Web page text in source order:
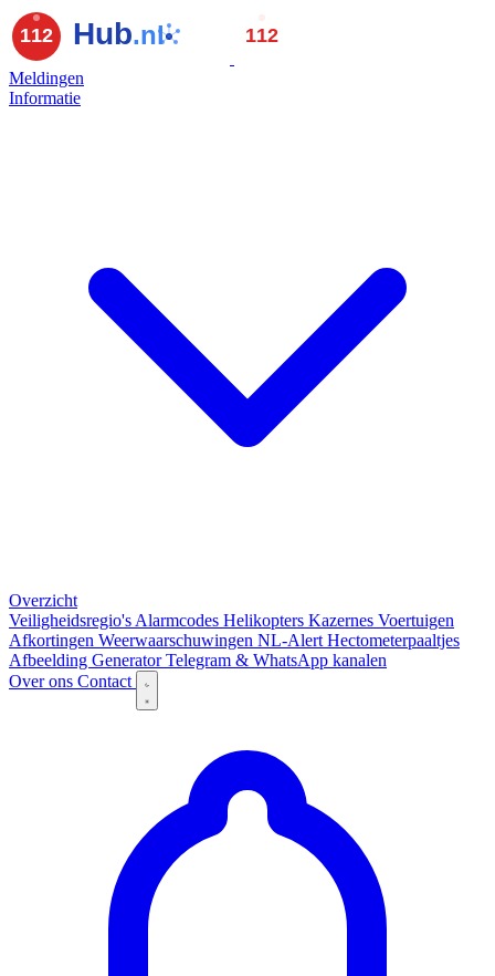
Meldingen
Informatie
Overzicht
Veiligheidsregio's Alarmcodes Helikopters Kazernes Voertuigen
Afkortingen Weerwaarschuwingen NL-Alert Hectometerpaaltjes
Afbeelding GeneratorTelegram & WhatsApp kanalen
Over ons Contact